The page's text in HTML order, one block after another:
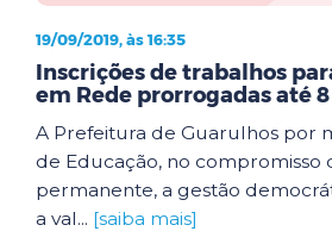
19/09/2019, às 16:35
Inscrições de trabalhos
em Rede prorrogadas até
A Prefeitura de Guarulhos por
de Educação, no compromisso
permanente, a gestão
a val... [saiba mais]